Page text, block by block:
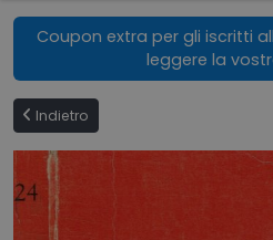
Ricerca avanzata
CONDIZIONI DI VENDITA
BOOKLOVERS CARD
Coupon extra per gli iscritti
leggere la
Indietro